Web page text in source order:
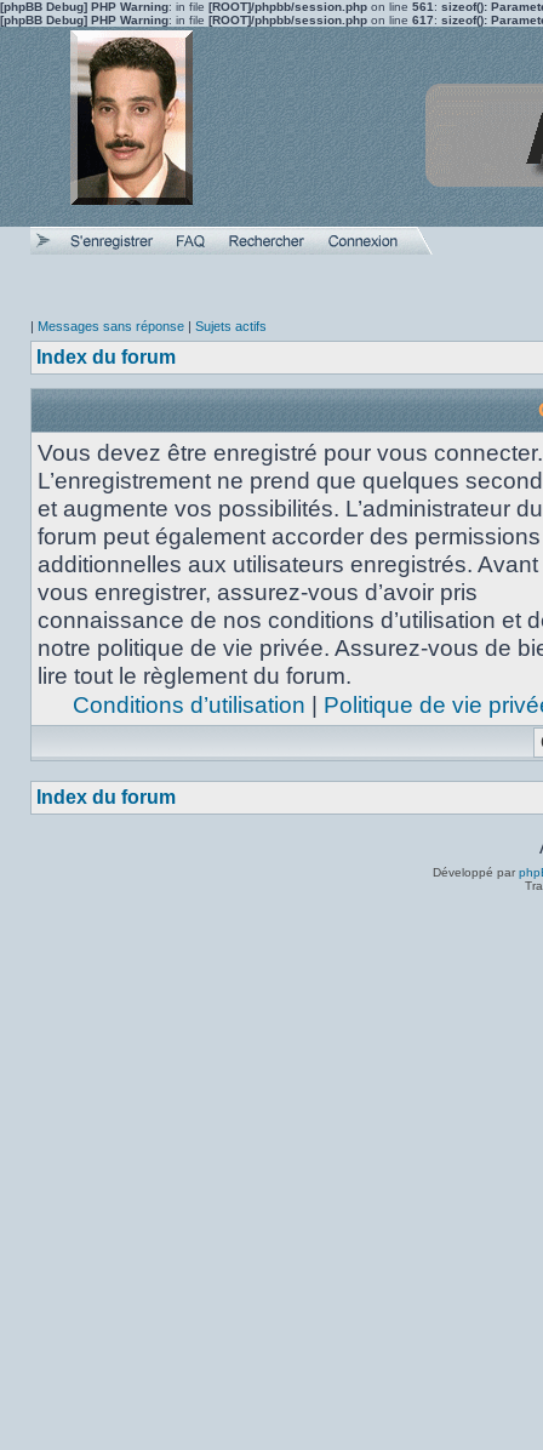
[phpBB Debug] PHP Warning: in file [ROOT]/phpbb/session.php on line 561 : sizeof():
[phpBB Debug] PHP Warning: in file [ROOT]/phpbb/session.php on line 617: sizeof():
| Messages sans réponse | Sujets actifs
Index du forum
Vous devez être enregistré pour vous connecter.
L’enregistrement ne prend que quelques
et augmente vos possibilités. L’administrateur du
forum peut également accorder des permissions
additionnelles aux utilisateurs enregistrés.
vous enregistrer, assurez-vous d’avoir pris
connaissance de nos conditions d’utilisation et
notre politique de vie privée. Assurez-vous de
lire tout le règlement du forum.
Conditions d’utilisation | Politique de vie
Index du forum
Développé par